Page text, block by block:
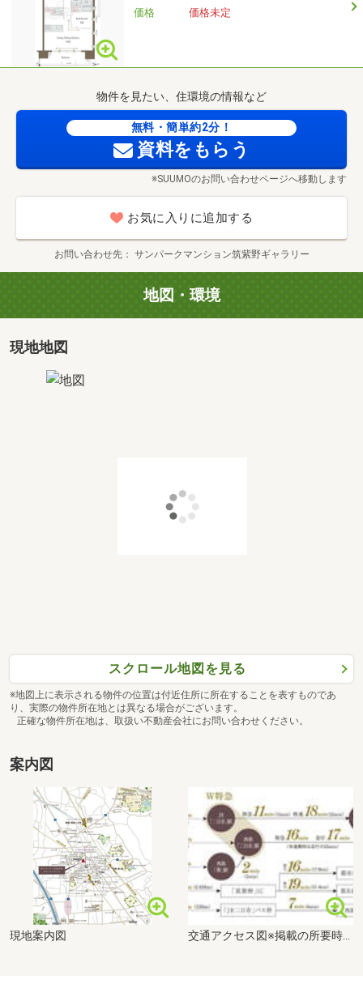
価格
価格未定
物件を見たい、住環境の情報など
無料・簡単約2分！
資料をもらう
※SUUMOのお問い合わせページへ移動します
お気に入りに追加する
お問い合わせ先 サンパークマンション筑紫野ギャラリー
地図・環境
現地地図
スクロール地図を見る
※地図上に表示される物件の位置は付近住所に所在することを表すものであ
り、実際の物件所在地とは異なる場合がございます。
正確な物件所在地は、取扱い不動産会社にお問い合わせください。
案内図
現地案内図 交通アクセス図※掲載の所要時間は日中平常時、（ ）内は通勤時のもので時間帯により異なります。